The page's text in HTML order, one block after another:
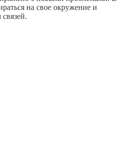
на свое окружение и